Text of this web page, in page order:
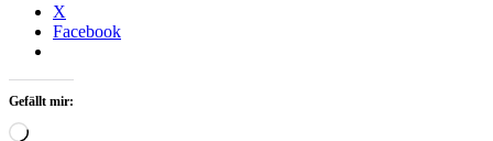
X
Facebook
Gefällt mir:
Wird